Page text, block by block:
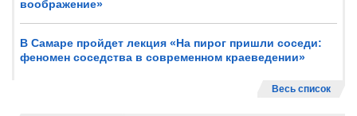
воображение»
В Самаре пройдет лекция «На пирог пришли соседи:
феномен соседства в современном краеведении»
Весь список